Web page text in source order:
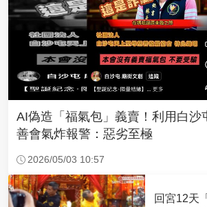
AI偽造「福氣包」義賣！利用白
善會氣炸報警：惡劣至極
2026/05/03 10:57
回宮12天